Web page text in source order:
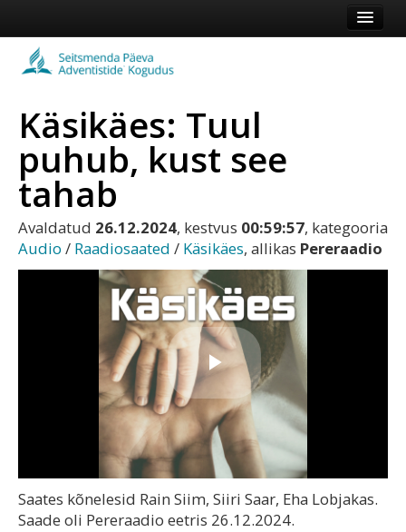
Koduleht
Vaata veel
Käsikäes: Tuul
puhub, kust see
tahab
Avaldatud 26.12.2024, kestvus 00:59:57, kategooria
Audio / Raadiosaated / Käsikäes, allikas Pereraadio
Play
Video
Saates kõnelesid Rain Siim, Siiri Saar, Eha Lobjakas.
Saade oli Pereraadio eetris 26.12.2024.